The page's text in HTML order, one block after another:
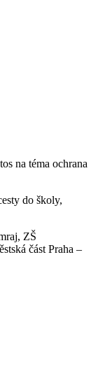
na téma ochrana
do školy,
ZŠ
část Praha –